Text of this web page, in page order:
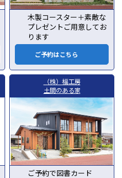
木製コースター＋素敵な
プレゼントご用意してお
ります
ご予約はこちら
（株）福工房
土間のある家
ご予約で図書カード